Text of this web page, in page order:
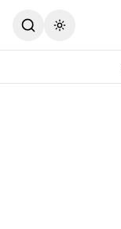
Toggle theme